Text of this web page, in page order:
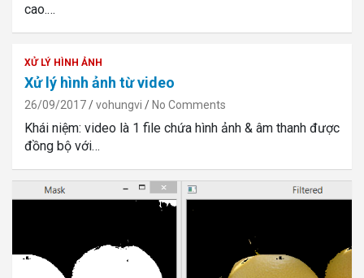
cao.…
XỬ LÝ HÌNH ẢNH
Xử lý hình ảnh từ video
26/09/2017 vohungvi No Comments
Khái niệm: video là 1 file chứa hình ảnh & âm thanh được
đồng bộ với…